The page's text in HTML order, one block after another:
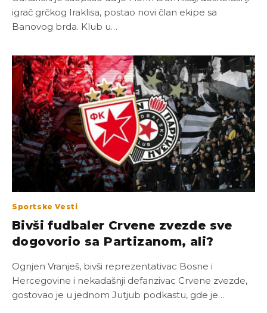
igrač grčkog Iraklisa, postao novi član ekipe sa
Banovog brda. Klub u…
Sportske Vesti
Bivši fudbaler Crvene zvezde sve
dogovorio sa Partizanom, ali?
Ognjen Vranješ, bivši reprezentativac Bosne i
Hercegovine i nekadašnji defanzivac Crvene zvezde,
gostovao je u jednom Jutjub podkastu, gde je…